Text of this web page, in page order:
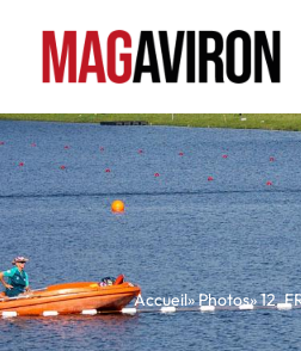
Accueil» Photos»12,